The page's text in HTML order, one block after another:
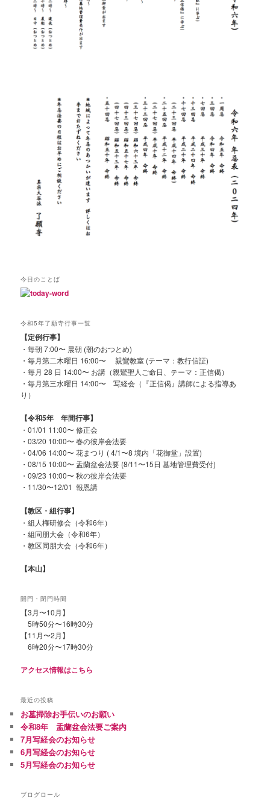
今日のことば
令和5年了願寺行事一覧
【定例行事】
・毎朝 7:00〜 晨朝 (朝のおつとめ)
・毎月第二木曜日 16:00〜 親鸞教室 (テーマ：教行信証)
・毎月 28 日 14:00〜 お講（親鸞聖人ご命日、テーマ：正信偈）
・毎月第三水曜日 14:00〜 写経会（『正信偈』講師による指導あ
り）
【令和5年 年間行事】
・01/01 11:00〜 修正会
・03/20 10:00〜 春の彼岸会法要
・04/06 14:00〜 花まつり ( 4/1〜8 境内「花御堂」設置)
・08/15 10:00〜 盂蘭盆会法要 (8/11〜15日 墓地管理費受付)
・09/23 10:00〜 秋の彼岸会法要
・11/30〜12/01 報恩講
【教区・組行事】
・組人権研修会（令和6年）
・組同朋大会（令和6年）
・教区同朋大会（令和6年）
【本山】
開門・閉門時間
【3月〜10月】
5時50分〜16時30分
【11月〜2月】
6時20分〜17時30分
アクセス情報はこちら
最近の投稿
お墓掃除お手伝いのお願い
令和8年 盂蘭盆会法要ご案内
7月写経会のお知らせ
6月写経会のお知らせ
5月写経会のお知らせ
ブログロール